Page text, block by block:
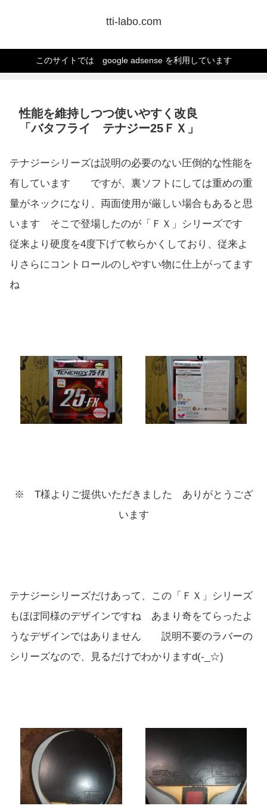
tti-labo.com
このサイトでは google adsense を利用しています
性能を維持しつつ使いやすく改良
「バタフライ テナジー25ＦＸ」
テナジーシリーズは説明の必要のない圧倒的な性能を
有しています ですが、裏ソフトにしては重めの重
量がネックになり、両面使用が厳しい場合もあると思
います そこで登場したのが「ＦＸ」シリーズです
従来より硬度を4度下げて軟らかくしており、従来よ
りさらにコントロールのしやすい物に仕上がってます
ね
※ T様よりご提供いただきました ありがとうござ
います
テナジーシリーズだけあって、この「ＦＸ」シリーズ
もほぼ同様のデザインですね あまり奇をてらったよ
うなデザインではありません 説明不要のラバーの
シリーズなので、見るだけでわかりますd(-_☆)